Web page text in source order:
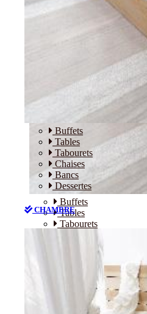
Buffets
Tables
Tabourets
Chaises
Bancs
Dessertes
CHAMBRE
Buffets
Tables
Tabourets
CHAMBRE